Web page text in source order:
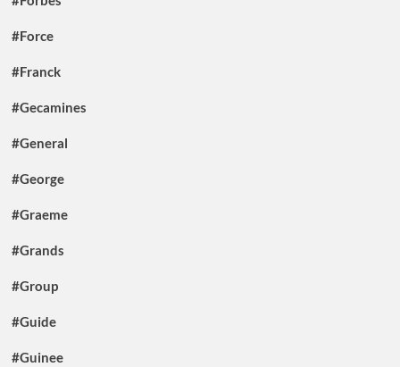
#Force
#Franck
#Gecamines
#General
#George
#Graeme
#Grands
#Group
#Guide
#Guinee